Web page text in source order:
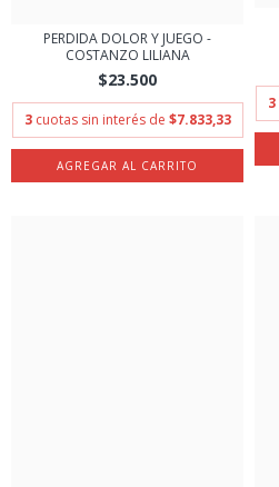
PERDIDA DOLOR Y JUEGO -
COSTANZO LILIANA
$23.500
3 cuotas sin interés de $7.833,33
3